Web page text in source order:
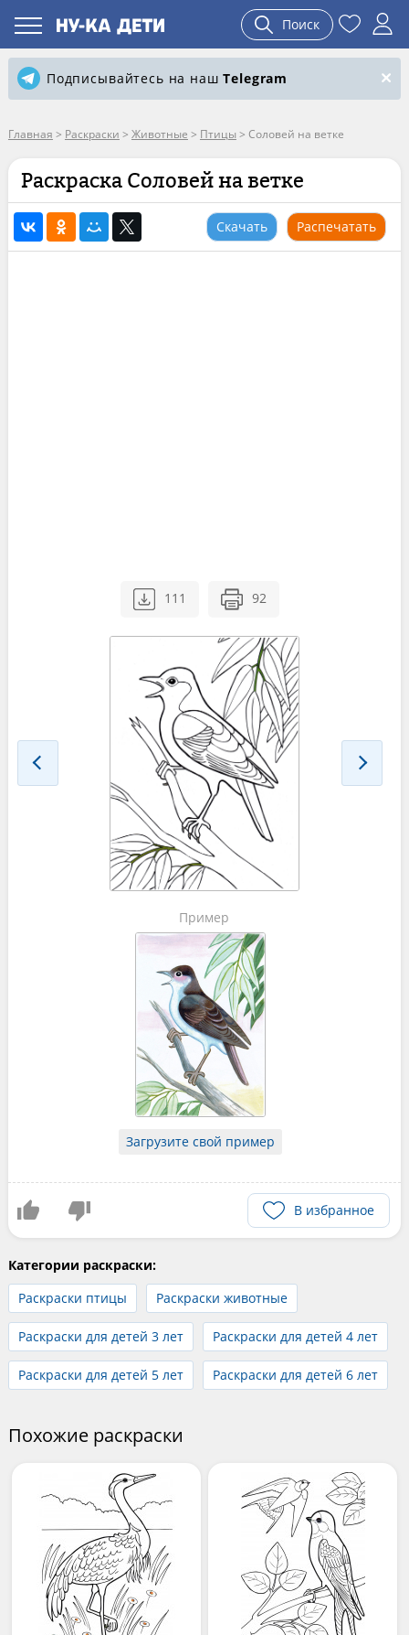
Поиск
Подписывайтесь на нашTelegram
Главная > Раскраски > Животные > Птицы > Соловей на ветке
Раскраска Соловей на ветке
Скачать Распечатать
111 92
Пример
Загрузите свой пример
В избранное
Категории раскраски:
Раскраски птицы
Раскраски животные
Раскраски для детей 3 лет Раскраски для детей 4 лет
Раскраски для детей 5 лет Раскраски для детей 6 лет
Похожие раскраски